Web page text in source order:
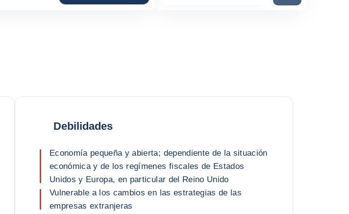
Debilidades
Economía pequeña y abierta; dependiente de la situación
económica y de los regímenes fiscales de Estados
Unidos y Europa, en particular del Reino Unido
Vulnerable a los cambios en las estrategias de las
empresas extranjeras